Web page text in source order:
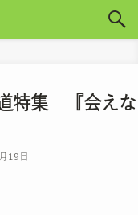
特集 『会えな
19日